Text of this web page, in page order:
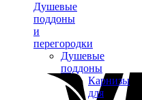
Душевые
поддоны
и
перегородки
Душевые
поддоны
Карнизы
для